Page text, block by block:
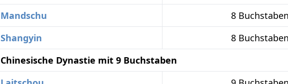
Mandschu
8 Buchstaben
Shangyin
8 Buchstaben
Chinesische Dynastie mit 9 Buchstaben